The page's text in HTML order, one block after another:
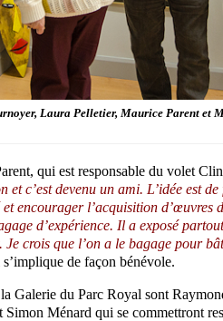
Laura Pelletier, Maurice Parent et
qui est responsable du volet
c’est devenu un ami. L’idée est
encourager l’acquisition d’œuvres
d’expérience. Il a exposé
crois que l’on a le bagage pour
de façon bénévole.
Galerie du Parc Royal sont
Ménard qui se commettront